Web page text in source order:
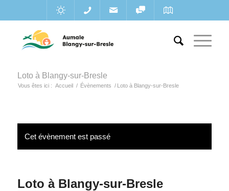
Loto à Blangy-sur-Bresle
Vous êtes ici : Accueil / Évènements / Loto à Blangy-sur-Bresle
Cet évènement est passé
Loto à Blangy-sur-Bresle